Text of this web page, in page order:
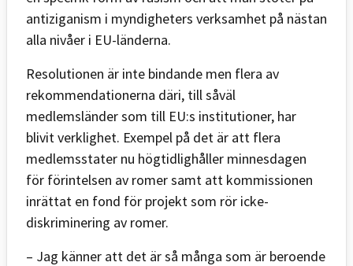
antiziganism i myndigheters verksamhet på nästan
alla nivåer i EU-länderna.
Resolutionen är inte bindande men flera av
rekommendationerna däri, till såväl
medlemsländer som till EU:s institutioner, har
blivit verklighet. Exempel på det är att flera
medlemsstater nu högtidlighåller minnesdagen
för förintelsen av romer samt att kommissionen
inrättat en fond för projekt som rör icke-
diskriminering av romer.
– Jag känner att det är så många som är beroende